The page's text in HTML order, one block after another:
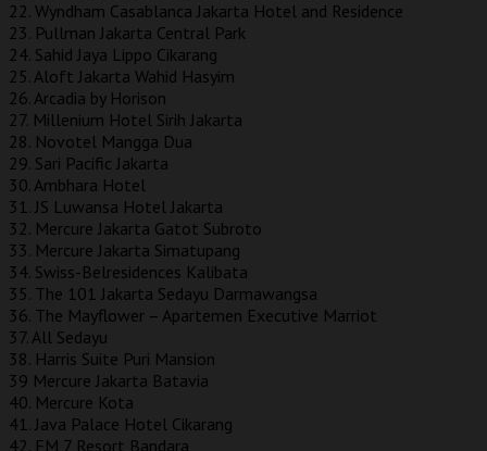
22. Wyndham Casablanca Jakarta Hotel and Residence
23. Pullman Jakarta Central Park
24. Sahid Jaya Lippo Cikarang
25. Aloft Jakarta Wahid Hasyim
26. Arcadia by Horison
27. Millenium Hotel Sirih Jakarta
28. Novotel Mangga Dua
29. Sari Pacific Jakarta
30. Ambhara Hotel
31. JS Luwansa Hotel Jakarta
32. Mercure Jakarta Gatot Subroto
33. Mercure Jakarta Simatupang
34. Swiss-Belresidences Kalibata
35. The 101 Jakarta Sedayu Darmawangsa
36. The Mayflower – Apartemen Executive Marriot
37. All Sedayu
38. Harris Suite Puri Mansion
39 Mercure Jakarta Batavia
40. Mercure Kota
41. Java Palace Hotel Cikarang
42. FM 7 Resort Bandara